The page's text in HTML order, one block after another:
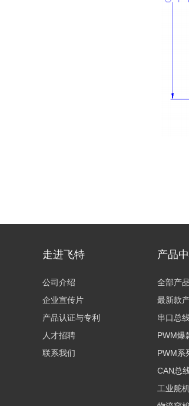
走进飞特
公司介绍
企业宣传片
产品认证与专利
人才招聘
联系我们
产品
全部产品
最新款
串口总
PWM爆
PWM系
CAN总
工业舵